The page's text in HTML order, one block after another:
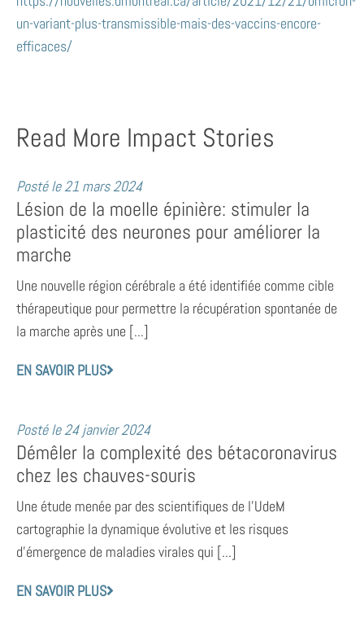
un-variant-plus-transmissible-mais-des-vaccins-encore-
efficaces/
Read More Impact Stories
Posté le21 mars 2024
Lésion de la moelle épinière: stimuler la
plasticité des neurones pour améliorer la
marche
Une nouvelle région cérébrale a été identifiée comme cible
thérapeutique pour permettre la récupération spontanée de
la marche après une [...]
EN SAVOIR PLUS
Posté le24 janvier 2024
Démêler la complexité des bétacoronavirus
chez les chauves-souris
Une étude menée par des scientifiques de l’UdeM
cartographie la dynamique évolutive et les risques
d’émergence de maladies virales qui [...]
EN SAVOIR PLUS